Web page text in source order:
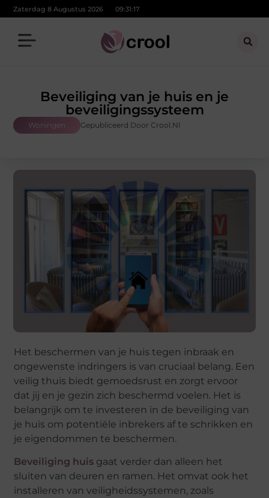
Zaterdag 8 Augustus 2026 09:31:18
Beveiliging van je huis en je
beveiligingssysteem
Woningen Gepubliceerd Door Crool.nl
Het beschermen van je huis tegen inbraak en
ongewenste indringers is van cruciaal belang. Een
veilig thuis biedt gemoedsrust en zorgt ervoor
dat jij en je gezin zich beschermd voelen. Het is
belangrijk om te investeren in de beveiliging van
je huis om potentiële inbrekers af te schrikken en
je eigendommen te beschermen.
Beveiliging huis gaat verder dan alleen het
sluiten van deuren en ramen. Het omvat ook het
installeren van veiligheidssystemen, zoals